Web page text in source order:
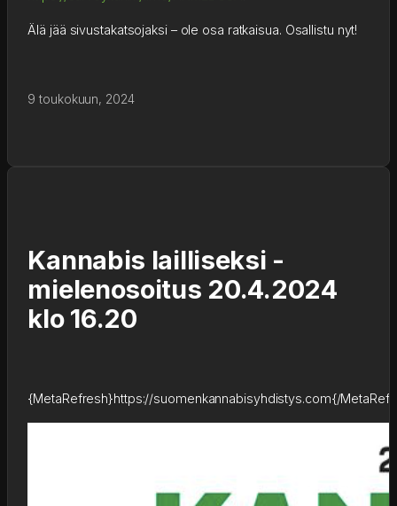
Älä jää sivustakatsojaksi – ole osa ratkaisua. Osallistu nyt!
9 toukokuun, 2024
Kannabis lailliseksi -
mielenosoitus 20.4.2024
klo 16.20
{MetaRefresh}https://suomenkannabisyhdistys.com{/